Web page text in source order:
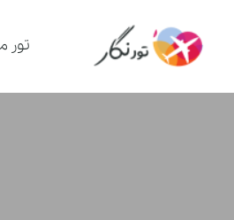
تور